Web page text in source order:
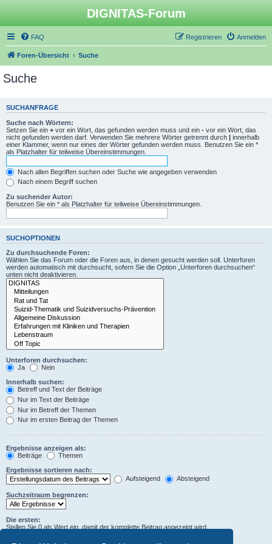
DIGNITAS-Forum
FAQ Anmelden
Registrieren
Foren-Übersicht Suche
Suche
SUCHANFRAGE
Suche nach Wörtern:
Setzen Sie ein + vor ein Wort, das gefunden werden muss und ein - vor ein Wort, das
nicht gefunden werden darf. Verwenden Sie mehrere Wörter getrennt durch | innerhalb
einer Klammer, wenn nur eines der Wörter gefunden werden muss. Benutzen Sie ein *
als Platzhalter für teilweise Übereinstimmungen.
Nach allen Begriffen suchen oder Suche wie angegeben verwenden
Nach einem Begriff suchen
Zu suchender Autor:
Benutzen Sie ein * als Platzhalter für teilweise Übereinstimmungen.
SUCHOPTIONEN
Zu durchsuchende Foren:
Wählen Sie das Forum oder die Foren aus, in denen gesucht werden soll. Unterforen
werden automatisch mit durchsucht, sofern Sie die Option „Unterforen durchsuchen“
unten nicht deaktivieren.
Unterforen durchsuchen:
Ja
Nein
Innerhalb suchen:
Betreff und Text der Beiträge
Nur im Text der Beiträge
Nur im Betreff der Themen
Nur im ersten Beitrag der Themen
Ergebnisse anzeigen als:
Beiträge
Themen
Ergebnisse sortieren nach:
Aufsteigend
Absteigend
Suchzeitraum begrenzen:
Die ersten:
Stellen Sie 0 als Wert ein, damit der komplette Beitrag angezeigt wird.